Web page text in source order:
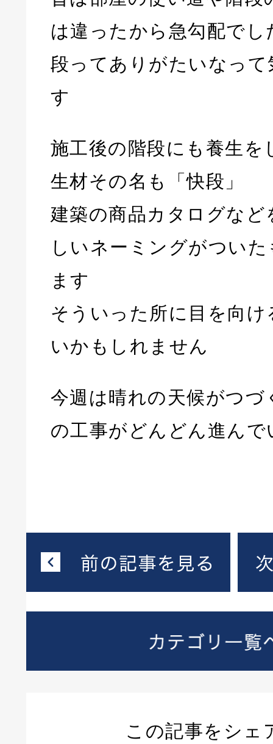
は違ったから急勾配でし
段ってありがたいなっ
す
施工後の階段にも養生
生材その名も「快段」
建築の商品カタログな
しいネーミングがつい
ます
そういった所に目を向
いかもしれません
今週は晴れの天候がつづ
の工事がどんどん進んで
この記事をシェ